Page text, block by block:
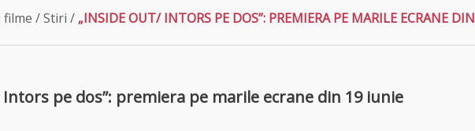
filme /Stiri / „INSIDE OUT/ INTORS PE DOS”: PREMIERA PE MARILE ECRANE DIN
pe dos”: premiera pe marile ecrane din 19 iunie